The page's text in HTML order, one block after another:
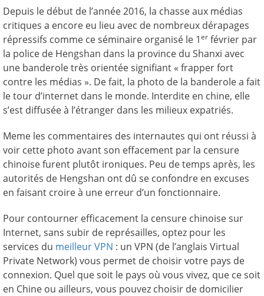
Depuis le début de l’année 2016, la chasse aux médias
critiques a encore eu lieu avec de nombreux dérapages
répressifs comme ce séminaire organisé le 1er février par
la police de Hengshan dans la province du Shanxi avec
une banderole très orientée signifiant « frapper fort
contre les médias ». De fait, la photo de la banderole a fait
le tour d’internet dans le monde. Interdite en chine, elle
s’est diffusée à l’étranger dans les milieux expatriés.
Meme les commentaires des internautes qui ont réussi à
voir cette photo avant son effacement par la censure
chinoise furent plutôt ironiques. Peu de temps après, les
autorités de Hengshan ont dû se confondre en excuses
en faisant croire à une erreur d’un fonctionnaire.
Pour contourner efficacement la censure chinoise sur
Internet, sans subir de représailles, optez pour les
services du meilleur VPN : un VPN (de l’anglais Virtual
Private Network) vous permet de choisir votre pays de
connexion. Quel que soit le pays où vous vivez, que ce soit
en Chine ou ailleurs, vous pouvez choisir de domicilier